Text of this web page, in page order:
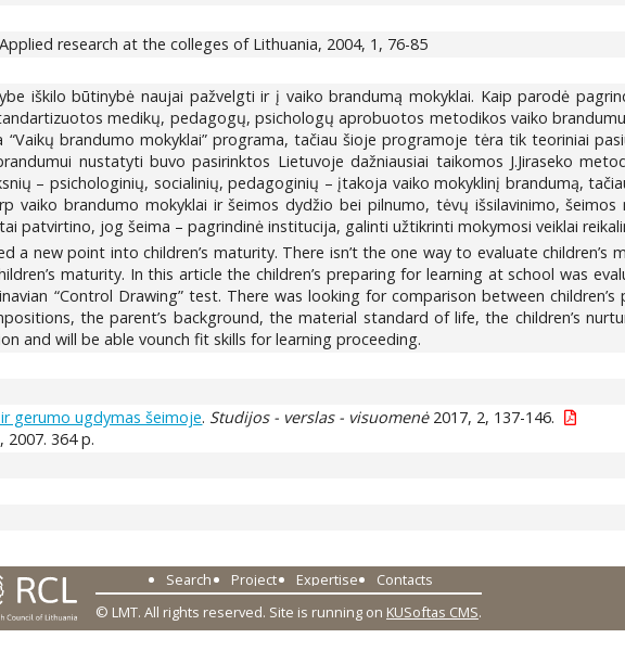
Applied research at the colleges of Lithuania, 2004, 1, 76-85
iškilo būtinybė naujai pažvelgti ir į vaiko brandumą mokyklai. Kaip parodė
medikų, pedagogų, psichologų aprobuotos metodikos vaiko
“Vaikų brandumo mokyklai” programa, tačiau šioje programoje tėra tik teoriniai
nustatyti buvo pasirinktos Lietuvoje dažniausiai taikomos J.Jiraseko
– psichologinių, socialinių, pedagoginių – įtakoja vaiko mokyklinį brandumą,
vaiko brandumo mokyklai ir šeimos dydžio bei pilnumo, tėvų išsilavinimo,
patvirtino, jog šeima – pagrindinė institucija, galinti užtikrinti mokymosi veiklai
a new point into children’s maturity. There isn’t the one way to evaluate children’s
maturity. In this article the children’s preparing for learning at school was
“Control Drawing” test. There was looking for comparison between
the parent’s background, the material standard of life, the children’s
and will be able vounch fit skills for learning proceeding.
gerumo ugdymas šeimoje. Studijos - verslas - visuomenė2017, 2, 137-146.
2007. 364 p.
Search Project Expertise
Contacts
© LMT. All rights reserved. Site is running on KUSoftas CMS.